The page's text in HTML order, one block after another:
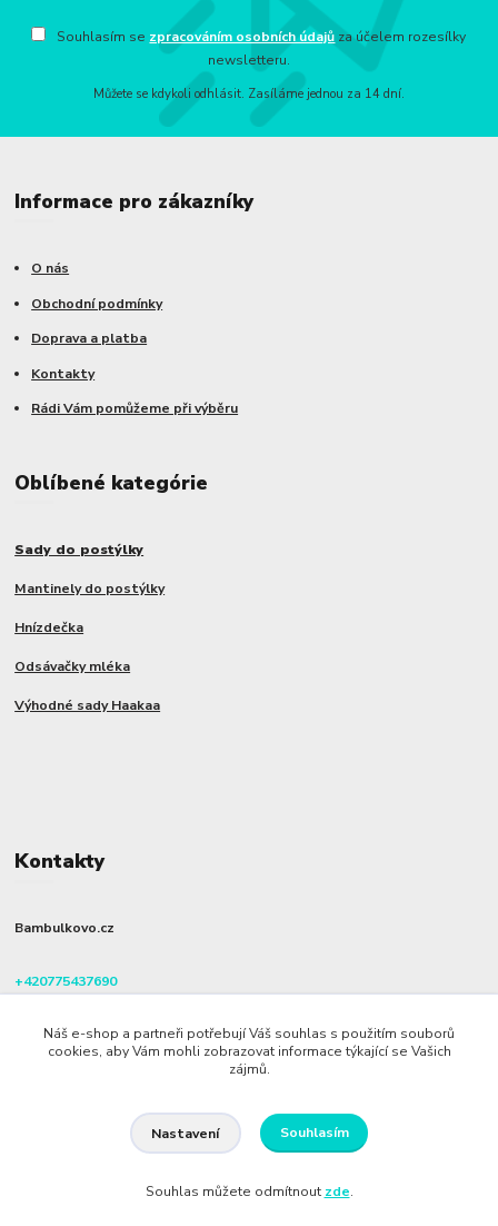
Souhlasím se zpracováním osobních údajů za účelem rozesílky
newsletteru.
Můžete se kdykoli odhlásit. Zasíláme jednou za 14 dní.
Informace pro zákazníky
O nás
Obchodní podmínky
Doprava a platba
Kontakty
Rádi Vám pomůžeme při výběru
Oblíbené kategórie
Sady do postýlky
Mantinely do postýlky
Hnízdečka
Odsávačky mléka
Výhodné sady Haakaa
Kontakty
Bambulkovo.cz
+420775437690
info@bambulkovo.cz
Vytvořeno na Eshop-rychle.cz
Náš e-shop a partneři potřebují Váš souhlas s použitím souborů
cookies, aby Vám mohli zobrazovat informace týkající se Vašich
zájmů.
Nastavení Souhlasím
Souhlas můžete odmítnout zde.